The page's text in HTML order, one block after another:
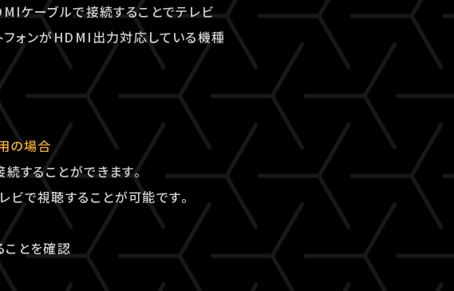
ケーブルで接続することでテレビ
ォンがHDMI出力対応している機種
の場合
することができます。
ビで視聴することが可能です。
とを確認